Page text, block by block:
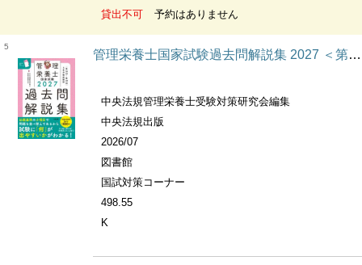
貸出不可 予約はありません
5
管理栄養士国家試験過去問解説集 2027 ＜第36回〜第40回＞5年分徹底解説
中央法規管理栄養士受験対策研究会編集
中央法規出版
2026/07
図書館
国試対策コーナー
498.55
K